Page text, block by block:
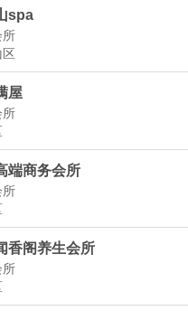
spa
所
屋
所
端商务会所
所
香阁养生会所
所